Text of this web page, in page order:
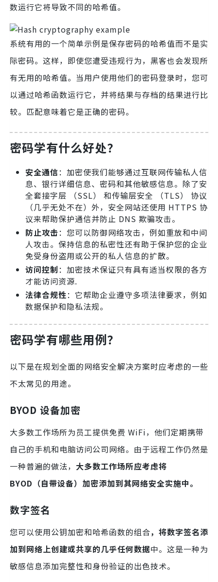
数运行它将导致不同的哈希值。
系统有用的一个简单示例是保存密码的哈希值而不是实
际密码。这样，即使您遭受违规行为，黑客也会发现所
有无用的哈希值。当用户使用他们的密码登录时，您可
以通过哈希函数运行它，并将结果与存档的结果进行比
较。匹配意味着它是正确的密码。
密码学有什么好处？
安全通信：加密使我们能够通过互联网传输私人信
息、银行详细信息、密码和其他敏感信息。除了安
全套接字层 （SSL） 和传输层安全 （TLS） 协议
（几乎无处不在）外，安全网站还使用 HTTPS 协
议来帮助保护通信并防止 DNS 欺骗攻击。
防止攻击：您可以防御网络攻击，例如重放和中间
人攻击。保持信息的私密性还有助于保护您的企业
免受身份盗用或公开的私人信息的扩散。
访问控制：加密技术保证只有具有适当权限的各方
才能访问资源.
法律合规性：它帮助企业遵守多项法律要求，例如
数据保护和隐私法规。
密码学有哪些用例？
以下是在规划全面的网络安全解决方案时应考虑的一些
不太常见的用途。
BYOD 设备加密
大多数工作场所为员工提供免费 WiFi，他们定期携带
自己的手机和电脑访问公司网络。由于远程工作仍然是
一种普遍的做法， 大多数工作场所应考虑将
BYOD（自带设备）加密添加到其网络安全实施中。
数字签名
您可以使用公钥加密和哈希函数的组合，将数字签名添
加到网络上创建或共享的几乎任何数据中。这是一种为
敏感信息添加完整性和身份验证的出色技术。